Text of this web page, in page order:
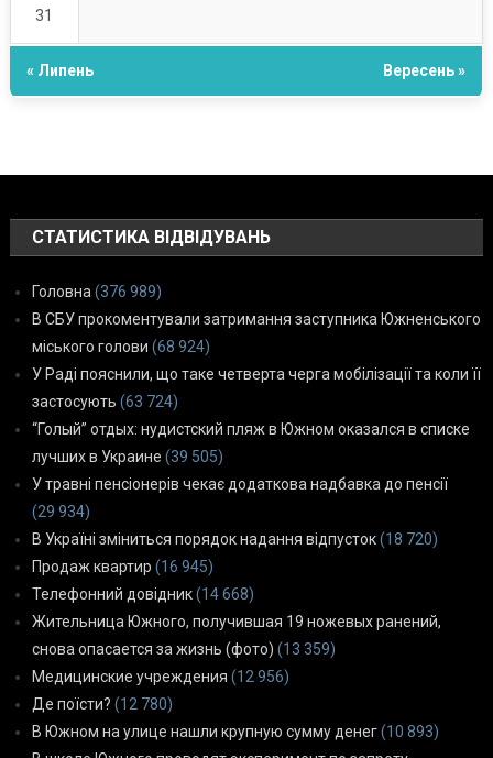
31
« Липень Вересень »
СТАТИСТИКА ВІДВІДУВАНЬ
Головна (376 989)
В СБУ прокоментували затримання заступника Южненського
міського голови (68 924)
У Раді пояснили, що таке четверта черга мобілізації та коли її
застосують (63 724)
“Голый” отдых: нудистский пляж в Южном оказался в списке
лучших в Украине (39 505)
У травні пенсіонерів чекає додаткова надбавка до пенсії
(29 934)
В Україні зміниться порядок надання відпусток(18 720)
Продаж квартир (16 945)
Телефонний довідник(14 668)
Жительница Южного, получившая 19 ножевых ранений,
снова опасается за жизнь (фото) (13 359)
Медицинские учреждения (12 956)
Де поїсти? (12 780)
В Южном на улице нашли крупную сумму денег(10 893)